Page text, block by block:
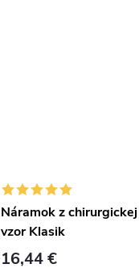
Náramok z
vzor Klasik
16,44 €